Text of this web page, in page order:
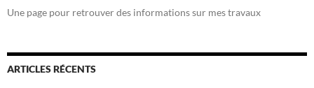
Une page pour retrouver des informations sur mes travaux
ARTICLES RÉCENTS